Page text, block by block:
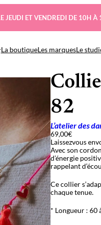
JEUDI ET VENDREDI DE 10H
La boutiqueLes marquesLe
82
L’atelier des
69,00€
Laissezvous
Avec son
d’énergie
rappelant
Ce collier
chaque tenue.
* Longueur : 60